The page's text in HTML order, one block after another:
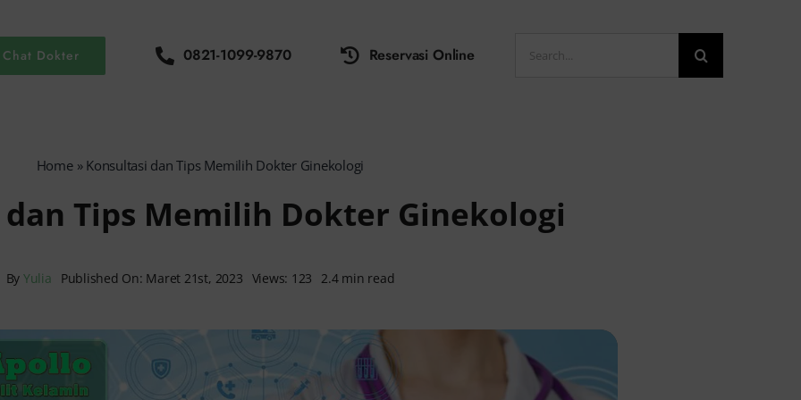
Chat Dokter 0821-1099-9870 Reservasi Online
for:
Home» Konsultasi dan Tips Memilih Dokter Ginekologi
Tips Memilih Dokter Ginekologi
By Yulia Published On: Maret 21st, 2023 Views: 123 2.4 min read